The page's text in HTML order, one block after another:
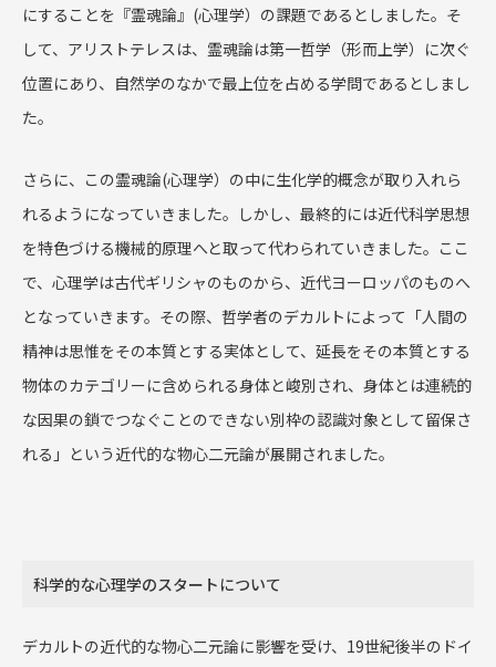
にすることを『霊魂論』(心理学）の課題であるとしました。そ
して、アリストテレスは、霊魂論は第一哲学（形而上学）に次ぐ
位置にあり、自然学のなかで最上位を占める学問であるとしまし
た。
さらに、この霊魂論(心理学）の中に生化学的概念が取り入れら
れるようになっていきました。しかし、最終的には近代科学思想
を特色づける機械的原理へと取って代わられていきました。ここ
で、心理学は古代ギリシャのものから、近代ヨーロッパのものへ
となっていきます。その際、哲学者のデカルトによって「人間の
精神は思惟をその本質とする実体として、延長をその本質とする
物体のカテゴリーに含められる身体と峻別され、身体とは連続的
な因果の鎖でつなぐことのできない別枠の認識対象として留保さ
れる」という近代的な物心二元論が展開されました。
科学的な心理学のスタートについて
デカルトの近代的な物心二元論に影響を受け、19世紀後半のドイ